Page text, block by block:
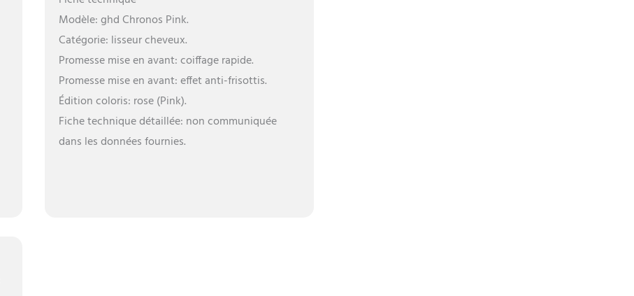
Modèle: ghd Chronos Pink.
Catégorie: lisseur cheveux.
Promesse mise en avant: coiffage rapide.
Promesse mise en avant: effet anti-frisottis.
Édition coloris: rose (Pink).
Fiche technique détaillée: non communiquée
dans les données fournies.